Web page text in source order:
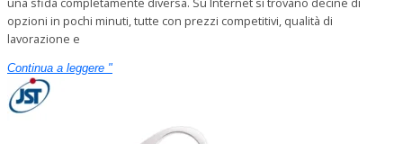
opzioni in pochi minuti, tutte con prezzi competitivi, qualità di
lavorazione e
Continua a leggere "